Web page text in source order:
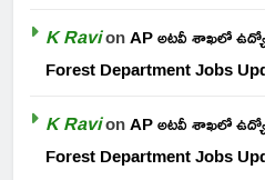
K RavionAP అటవీ శాఖలో
Forest Department Jobs
K RavionAP అటవీ శాఖలో
Forest Department Jobs